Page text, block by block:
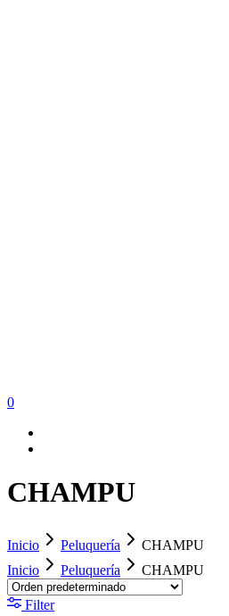
0
CHAMPU
Inicio Peluquería
CHAMPU
Inicio
Peluquería CHAMPU
Filter